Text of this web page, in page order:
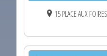
15 PLACE AUX